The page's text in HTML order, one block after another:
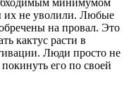
минимумом
их не уволили. Любые
на провал. Это
кактус расти в
Люди просто не
его по своей